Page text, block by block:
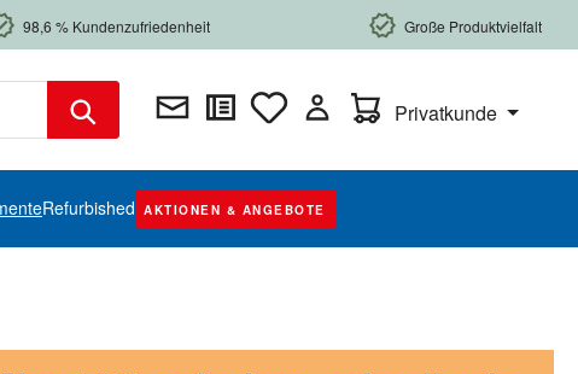
98,6 % Kundenzufriedenheit Große Produktvielfalt
Warenkorb enthält 0
Privatkunde
Refurbished AKTIONEN & ANGEBOTE